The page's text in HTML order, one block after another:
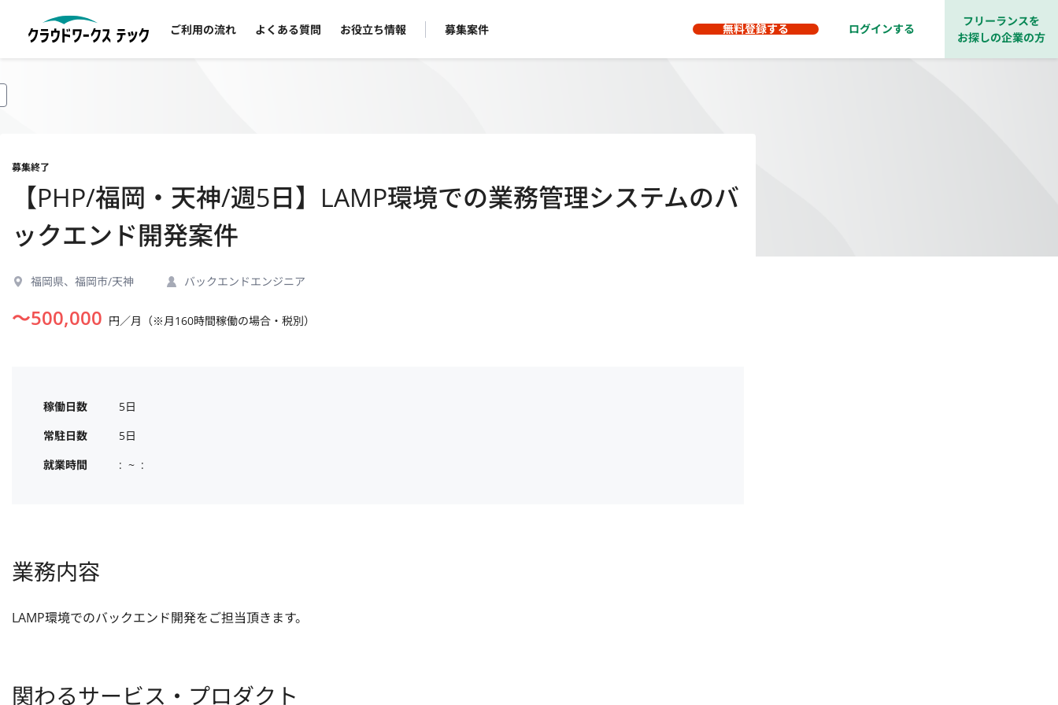
ご利用の流れ よくある質問 お役立ち情報 募集案件 無料登録する ログインする
フリーランスを
お探しの企業の方
募集終了
【PHP/福岡・天神/週5日】LAMP環境での業務管理システムのバ
ックエンド開発案件
福岡県、福岡市/天神 バックエンドエンジニア
〜500,000 円／月（※月160時間稼働の場合・税別）
稼働日数
5日
常駐日数
5日
就業時間
:  ~  :
業務内容
LAMP環境でのバックエンド開発をご担当頂きます。
関わるサービス・プロダクト